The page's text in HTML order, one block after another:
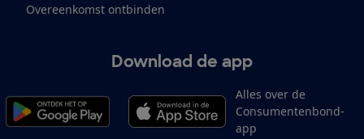
Overeenkomst ontbinden
Download de app
Alles over de
Consumentenbond-
app